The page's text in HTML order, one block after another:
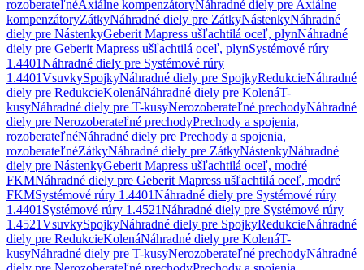
rozoberateľnéAxiálne kompenzátoryNáhradné diely pre Axiálne
kompenzátoryZátkyNáhradné diely pre ZátkyNástenkyNáhradné
diely pre NástenkyGeberit Mapress ušľachtilá oceľ, plynNáhradné
diely pre Geberit Mapress ušľachtilá oceľ, plynSystémové rúry
1.4401Náhradné diely pre Systémové rúry
1.4401VsuvkySpojkyNáhradné diely pre SpojkyRedukcieNáhradné
diely pre RedukcieKolenáNáhradné diely pre KolenáT-
kusyNáhradné diely pre T-kusyNerozoberateľné prechodyNáhradné
diely pre Nerozoberateľné prechodyPrechody a spojenia,
rozoberateľnéNáhradné diely pre Prechody a spojenia,
rozoberateľnéZátkyNáhradné diely pre ZátkyNástenkyNáhradné
diely pre NástenkyGeberit Mapress ušľachtilá oceľ, modré
FKMNáhradné diely pre Geberit Mapress ušľachtilá oceľ, modré
FKMSystémové rúry 1.4401Náhradné diely pre Systémové rúry
1.4401 Systémové rúry 1.4521Náhradné diely pre Systémové rúry
1.4521VsuvkySpojkyNáhradné diely pre SpojkyRedukcieNáhradné
diely pre RedukcieKolenáNáhradné diely pre KolenáT-
kusyNáhradné diely pre T-kusyNerozoberateľné prechodyNáhradné